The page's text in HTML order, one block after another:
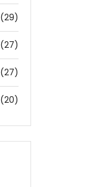
(29)
(27)
(27)
(20)